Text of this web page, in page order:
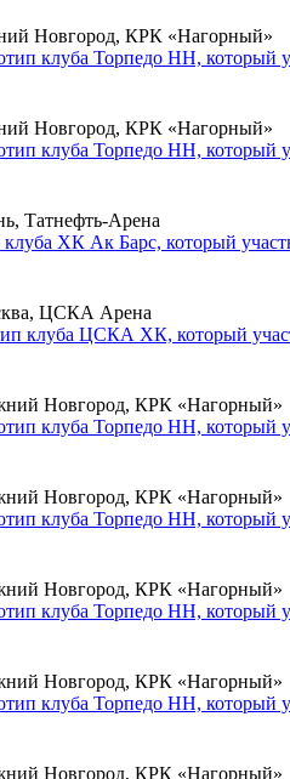
Новгород, КРК «Нагорный»
Новгород, КРК «Нагорный»
Татнефть-Арена
ЦСКА Арена
Новгород, КРК «Нагорный»
Новгород, КРК «Нагорный»
Новгород, КРК «Нагорный»
Новгород, КРК «Нагорный»
Новгород, КРК «Нагорный»